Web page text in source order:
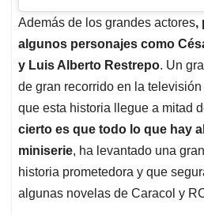
Además de los grandes actores,
algunos personajes como
y Luis Alberto Restrepo. Un
de gran recorrido en la
que esta historia llegue a mitad
cierto es que todo lo que hay
miniserie, ha levantado una
historia prometedora y que
algunas novelas de Caracol y